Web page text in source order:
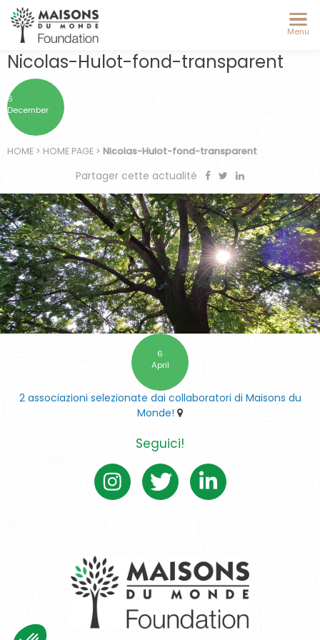
Menu
Nicolas-Hulot-fond-transparent
6
December
HOME > HOME PAGE > Nicolas-Hulot-fond-transparent
Partager cette actualité
6
April
2 associazioni selezionate dai collaboratori di Maisons du
Monde!
Seguici!